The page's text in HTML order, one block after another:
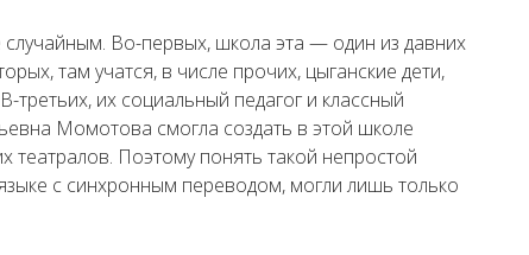
Во-первых, школа эта — один из давних
там учатся, в числе прочих, цыганские дети,
их социальный педагог и классный
Момотова смогла создать в этой школе
театралов. Поэтому понять такой непростой
с синхронным переводом, могли лишь только